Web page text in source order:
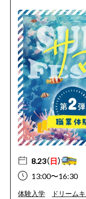
8.23（日）
13:00〜16:30
体験入学 ドリーム